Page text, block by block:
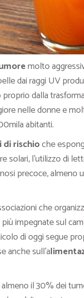
molto
dai raggi UV
dalla
nelle donne e
abitanti.
rischioche
solari, l’utilizzo di
precoce, almeno
che
più impegnate sul
di oggi segue
anche sull’a
il 30% dei